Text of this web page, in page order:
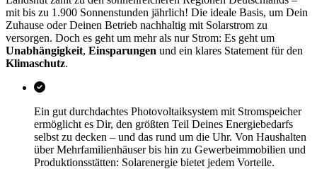
mit bis zu 1.900 Sonnenstunden jährlich! Die ideale Basis, um Dein
Zuhause oder Deinen Betrieb nachhaltig mit Solarstrom zu
versorgen. Doch es geht um mehr als nur Strom: Es geht um
Unabhängigkeit, Einsparungen und ein klares Statement für den
Klimaschutz.
Ein gut durchdachtes Photovoltaiksystem mit Stromspeicher
ermöglicht es Dir, den größten Teil Deines Energiebedarfs
selbst zu decken – und das rund um die Uhr. Von Haushalten
über Mehrfamilienhäuser bis hin zu Gewerbeimmobilien und
Produktionsstätten: Solarenergie bietet jedem Vorteile.